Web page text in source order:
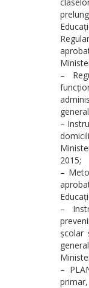
–
–
2015;
–
–
școlar
–